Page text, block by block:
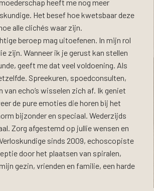
heeft me nog meer
Het besef hoe kwetsbaar deze
alle clichés waar zijn.
beroep mag uitoefenen. In mijn rol
zijn. Wanneer ik je gerust kan stellen
geeft me dat veel voldoening. Als
Spreekuren, spoedconsulten,
echo’s wisselen zich af. Ik geniet
de pure emoties die horen bij het
bijzonder en speciaal. Wederzijds
Zorg afgestemd op jullie wensen en
sinds 2009, echoscopiste
door het plaatsen van spiralen,
gezin, vrienden en familie, een harde